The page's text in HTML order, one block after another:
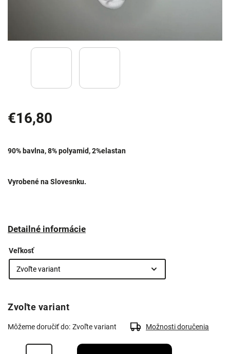
€16,80
90% bavlna, 8% polyamid, 2%elastan
Vyrobené na Slovesnku.
Detailné informácie
Veľkosť
Zvoľte variant
Môžeme doručiť do: Zvoľte variant Možnosti doručenia